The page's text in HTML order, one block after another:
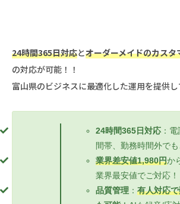
24時間365日対応とオーダーメイドのカスタ
の対応が可能！！
富山県のビジネスに最適化した運用を提供し
24時間365日対応：電
間帯、勤務時間外でも
業界差安値1,980円か
業界最安値でご対応！
品質管理： 有人対応